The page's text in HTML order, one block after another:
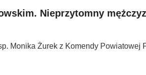
Nieprzytomny
Monika Żurek z Komendy Powiatowej